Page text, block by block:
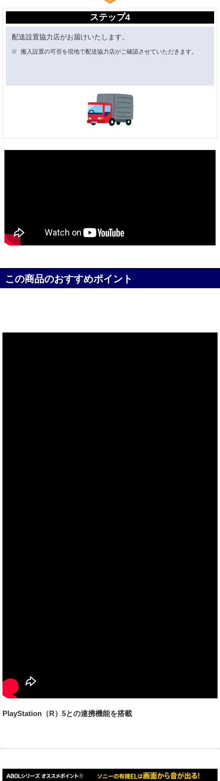
ステップ4
配送設置協力店がお届けいたします。
搬入設置の可否を現地で配送協力店がご確認させていただきます。
この商品のおすすめポイント
PlayStation（R）5との連携機能を搭載